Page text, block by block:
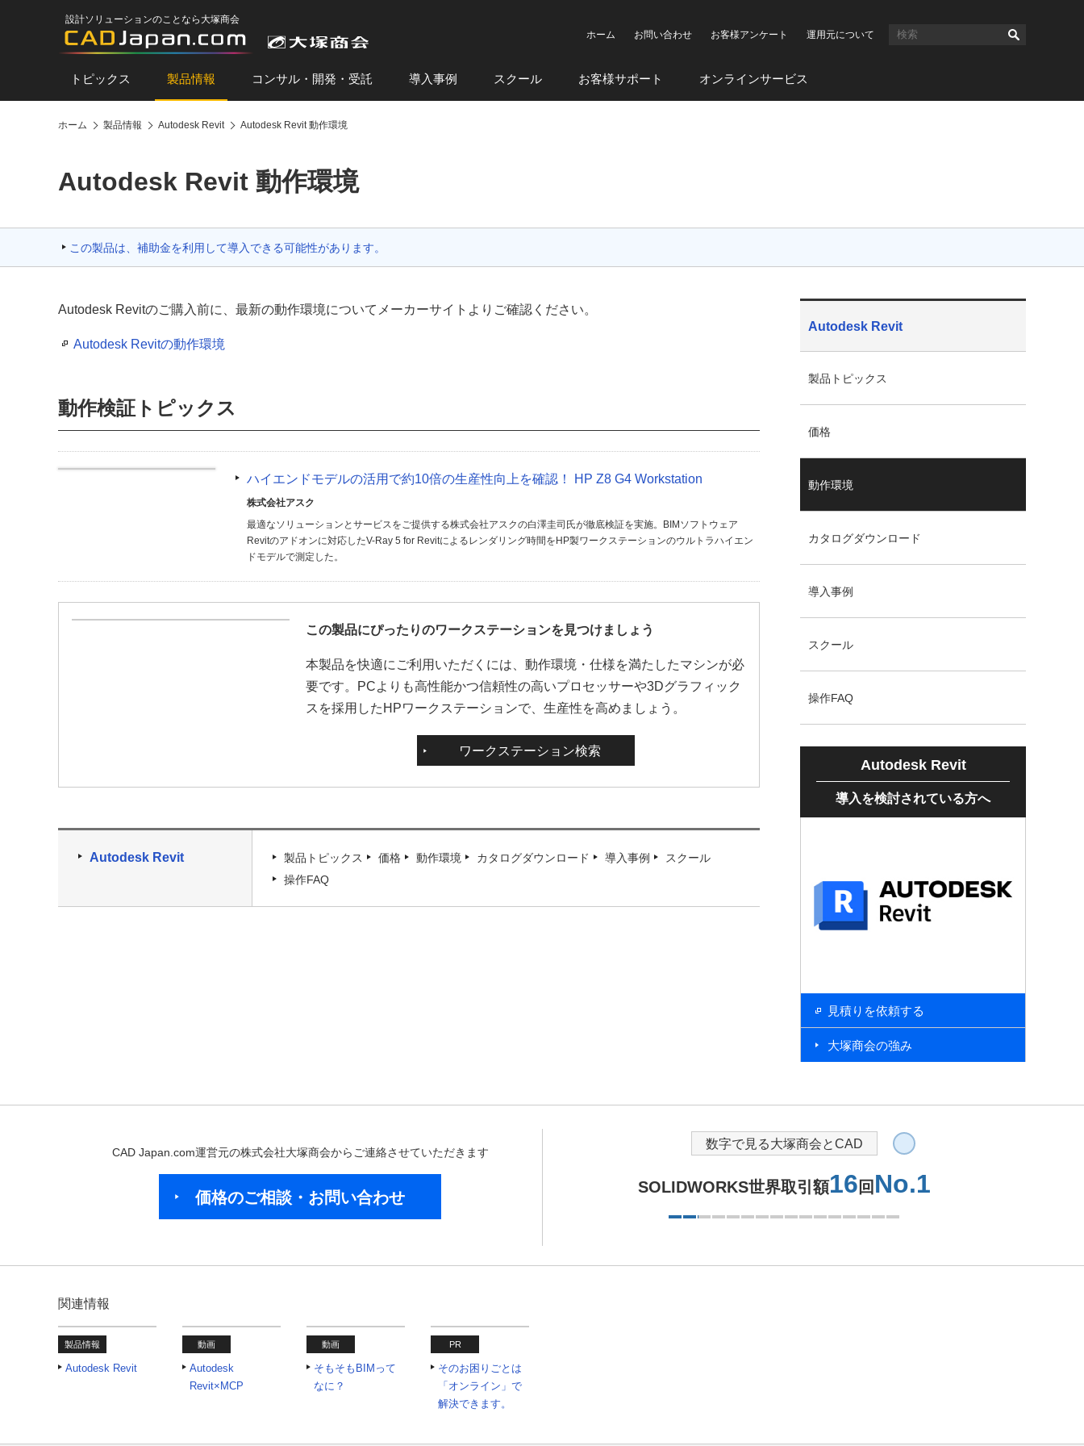
設計ソリューションのことなら大塚商会
ホーム
お問い合わせ お客様アンケート 運用元について
トピックス 製品情報 コンサル・開発・受託 導入事例 スクール お客様サポート オンラインサービス
ホーム 製品情報 Autodesk Revit Autodesk Revit 動作環境
Autodesk Revit 動作環境
この製品は、補助金を利用して導入できる可能性があります。
Autodesk Revitのご購入前に、最新の動作環境についてメーカーサイトよりご確認ください。
Autodesk Revitの動作環境
動作検証トピックス
ハイエンドモデルの活用で約10倍の生産性向上を確認！ HP Z8 G4 Workstation
株式会社アスク
最適なソリューションとサービスをご提供する株式会社アスクの白澤圭司氏が徹底検証を実施。BIMソフトウェア
Revitのアドオンに対応したV-Ray 5 for Revitによるレンダリング時間をHP製ワークステーションのウルトラハイエン
ドモデルで測定した。
この製品にぴったりのワークステーションを見つけましょう
本製品を快適にご利用いただくには、動作環境・仕様を満たしたマシンが必
要です。PCよりも高性能かつ信頼性の高いプロセッサーや3Dグラフィック
スを採用したHPワークステーションで、生産性を高めましょう。
ワークステーション検索
Autodesk Revit 製品トピックス 価格 動作環境 カタログダウンロード 導入事例
スクール
操作FAQ
CAD Japan.com運営元の株式会社大塚商会からご連絡させていただきます
価格のご相談・お問い合わせ
数字で見る大塚商会とCAD
SOLIDWORKS世界取引額16 回 No.1
関連情報
製品情報
Autodesk Revit
動画
Autodesk
Revit×MCP​
動画
そもそもBIMって
なに？
PR
そのお困りごとは
「オンライン」で
解決できます。
Autodesk Revit
製品トピックス
価格
動作環境
カタログダウンロード
導入事例
スクール
操作FAQ
Autodesk Revit
導入を検討されている方へ
見積りを依頼する
大塚商会の強み